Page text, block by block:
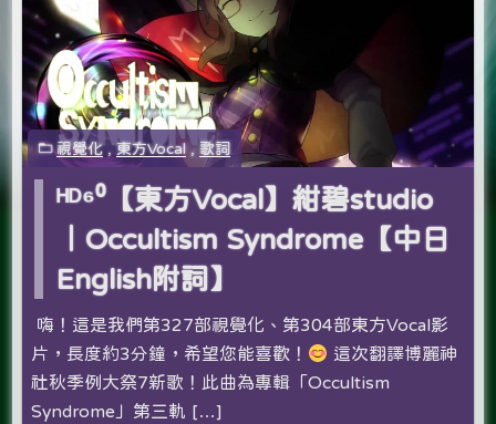
視覺化,東方Vocal , 歌詞
ᴴᴰ⁶⁰【東方Vocal】紺碧studio
｜Occultism Syndrome【中日
English附詞】
嗨！這是我們第327部視覺化、第304部東方Vocal影
片，長度約3分鐘，希望您能喜歡！
這次翻譯博麗神
社秋季例大祭7新歌！此曲為專輯「Occultism
Syndrome」第三軌 […]